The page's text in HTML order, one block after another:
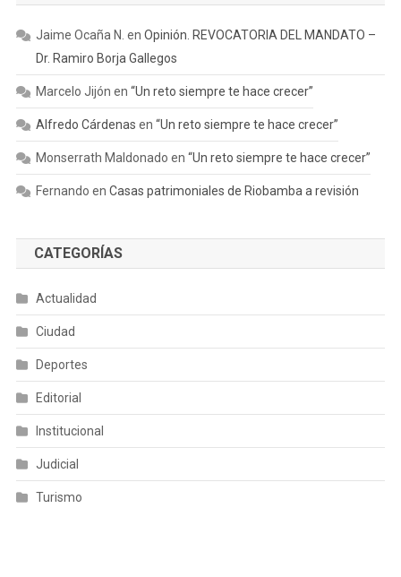
Jaime Ocaña N. en Opinión. REVOCATORIA DEL MANDATO –
Dr. Ramiro Borja Gallegos
Marcelo Jijón en “Un reto siempre te hace crecer”
Alfredo Cárdenas en “Un reto siempre te hace crecer”
Monserrath Maldonado en “Un reto siempre te hace crecer”
Fernando en Casas patrimoniales de Riobamba a revisión
CATEGORÍAS
Actualidad
Ciudad
Deportes
Editorial
Institucional
Judicial
Turismo